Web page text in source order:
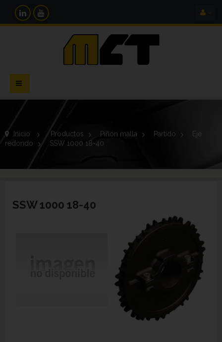
Navegación
Toggle
Inicio > Productos > Piñón malla > Partido >
Eje
redondo
> SSW 1000 18-40
SSW 1000 18-40